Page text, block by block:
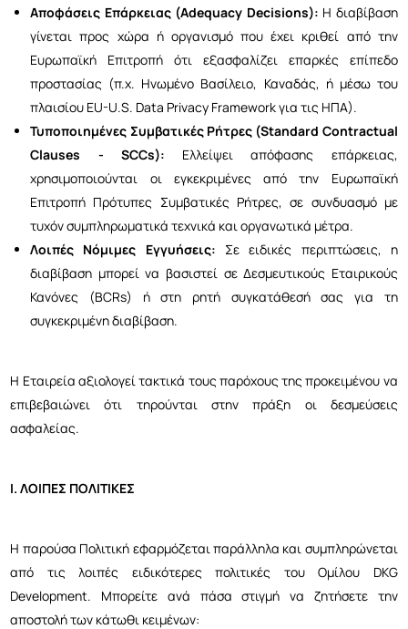
Αποφάσεις Επάρκειας (Adequacy Decisions): Η διαβίβαση
γίνεται προς χώρα ή οργανισμό που έχει κριθεί από την
Ευρωπαϊκή Επιτροπή ότι εξασφαλίζει επαρκές επίπεδο
προστασίας (π.χ. Ηνωμένο Βασίλειο, Καναδάς, ή μέσω του
πλαισίου EU-U.S. Data Privacy Framework για τις ΗΠΑ).
Τυποποιημένες Συμβατικές Ρήτρες (Standard Contractual
Clauses - SCCs): Ελλείψει απόφασης επάρκειας,
χρησιμοποιούνται οι εγκεκριμένες από την Ευρωπαϊκή
Επιτροπή Πρότυπες Συμβατικές Ρήτρες, σε συνδυασμό με
τυχόν συμπληρωματικά τεχνικά και οργανωτικά μέτρα.
Λοιπές Νόμιμες Εγγυήσεις: Σε ειδικές περιπτώσεις, η
διαβίβαση μπορεί να βασιστεί σε Δεσμευτικούς Εταιρικούς
Κανόνες (BCRs) ή στη ρητή συγκατάθεσή σας για τη
συγκεκριμένη διαβίβαση.
Η Εταιρεία αξιολογεί τακτικά τους παρόχους της προκειμένου να
επιβεβαιώνει ότι τηρούνται στην πράξη οι δεσμεύσεις
ασφαλείας.
Ι. ΛΟΙΠΕΣ ΠΟΛΙΤΙΚΕΣ
Η παρούσα Πολιτική εφαρμόζεται παράλληλα και συμπληρώνεται
από τις λοιπές ειδικότερες πολιτικές του Ομίλου DKG
Development. Μπορείτε ανά πάσα στιγμή να ζητήσετε την
αποστολή των κάτωθι κειμένων: